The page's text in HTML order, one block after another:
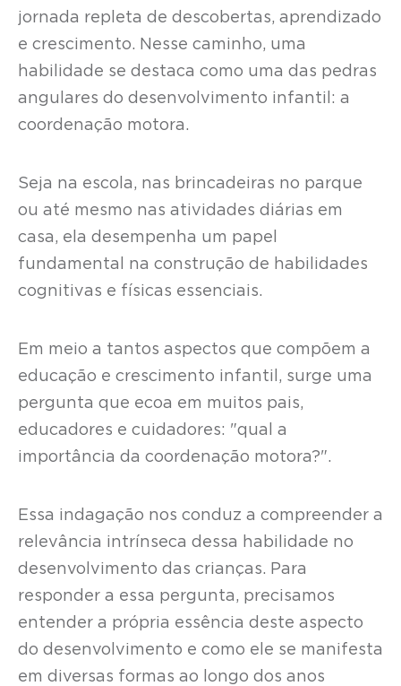
jornada repleta de descobertas, aprendizado
e crescimento. Nesse caminho, uma
habilidade se destaca como uma das pedras
angulares do desenvolvimento infantil: a
coordenação motora.
Seja na escola, nas brincadeiras no parque
ou até mesmo nas atividades diárias em
casa, ela desempenha um papel
fundamental na construção de habilidades
cognitivas e físicas essenciais.
Em meio a tantos aspectos que compõem a
educação e crescimento infantil, surge uma
pergunta que ecoa em muitos pais,
educadores e cuidadores: "qual a
importância da coordenação motora?".
Essa indagação nos conduz a compreender a
relevância intrínseca dessa habilidade no
desenvolvimento das crianças. Para
responder a essa pergunta, precisamos
entender a própria essência deste aspecto
do desenvolvimento e como ele se manifesta
em diversas formas ao longo dos anos